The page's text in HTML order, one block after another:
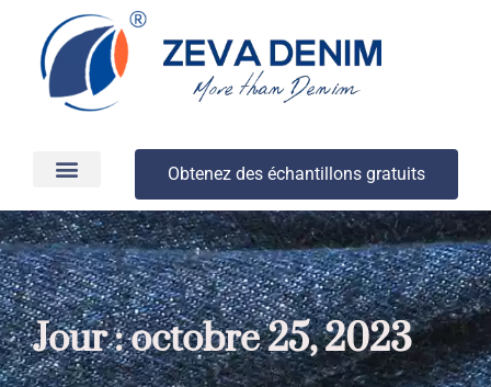
Obtenez des échantillons gratuits
Jour : octobre 25, 2023